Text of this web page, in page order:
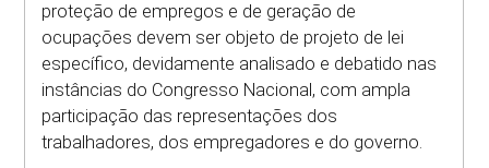
proteção de empregos e de geração de
ocupações devem ser objeto de projeto de lei
específico, devidamente analisado e debatido nas
instâncias do Congresso Nacional, com ampla
participação das representações dos
trabalhadores, dos empregadores e do governo.